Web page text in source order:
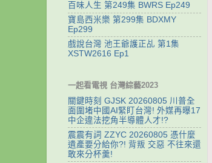
百味人生 第249集 BWRS Ep249
寶島西米樂 第299集 BDXMY
Ep299
戲說台灣 池王爺護正乩 第1集
XSTW2616 Ep1
一起看電視 台灣綜藝2023
關鍵時刻 GJSK 20260805 川普全
面圍堵中國AI緊盯台灣! 外媒再曝17
中企違法挖角半導體人才!?
震震有詞 ZZYC 20260805 憑什麼
遺產要分給你?! 背叛 交惡 不往來還
敢來分杯羹!